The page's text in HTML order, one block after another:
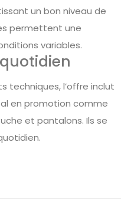
un bon niveau de
permettent une
variables.
techniques, l’offre inclut
en promotion comme
et pantalons. Ils se